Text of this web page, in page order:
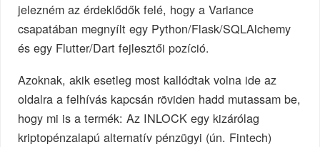
jelezném az érdeklődők felé, hogy a Variance
csapatában megnyílt egy Python/Flask/SQLAlchemy
és egy Flutter/Dart fejlesztői pozíció.
Azoknak, akik esetleg most kallódtak volna ide az
oldalra a felhívás kapcsán röviden hadd mutassam be,
hogy mi is a termék: Az INLOCK egy kizárólag
kriptopénzalapú alternatív pénzügyi (ún. Fintech)